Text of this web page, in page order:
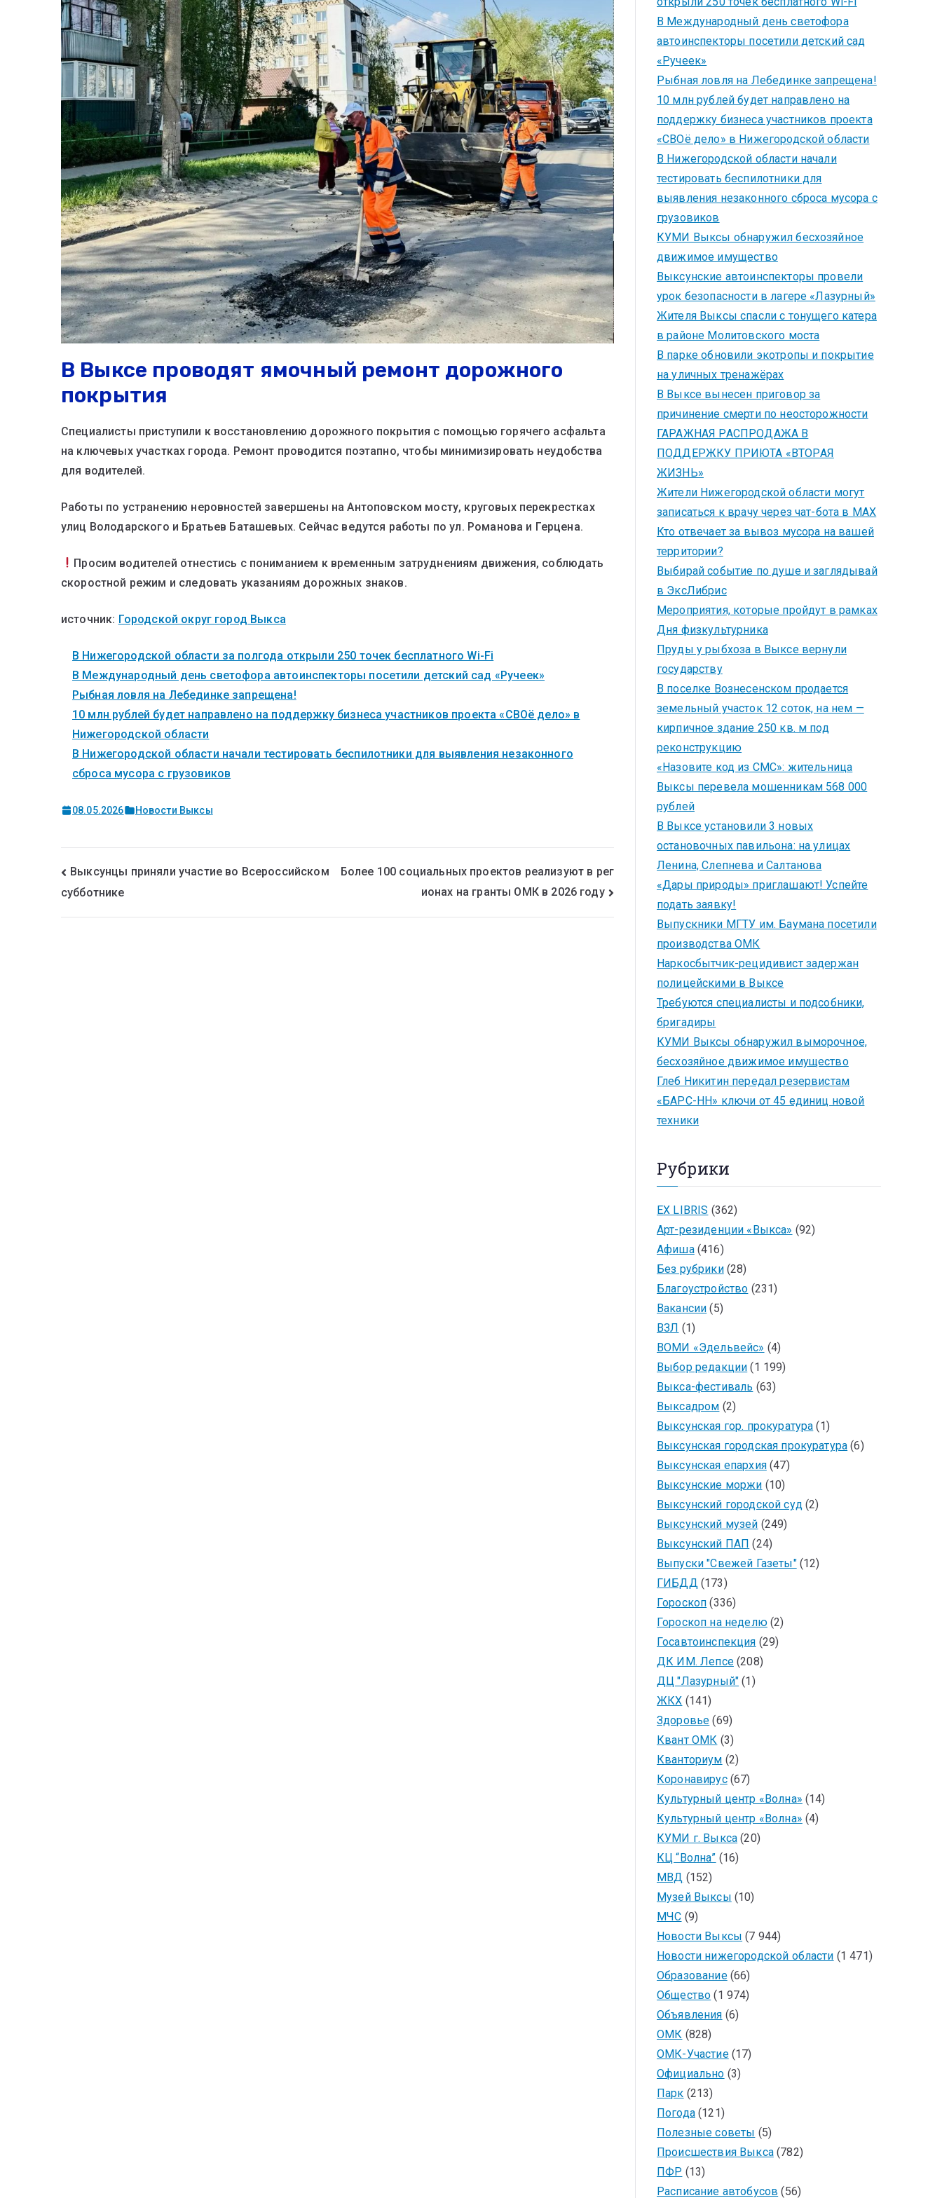
В Выксе проводят ямочный ремонт дорожного
покрытия
Специалисты приступили к восстановлению дорожного покрытия с помощью горячего асфальта
на ключевых участках города. Ремонт проводится поэтапно, чтобы минимизировать неудобства
для водителей.
Работы по устранению неровностей завершены на Антоповском мосту, круговых перекрестках
улиц Володарского и Братьев Баташевых. Сейчас ведутся работы по ул. Романова и Герцена.
Просим водителей отнестись с пониманием к временным затруднениям движения, соблюдать
скоростной режим и следовать указаниям дорожных знаков.
источник: Городской округ город Выкса
В Нижегородской области за полгода открыли 250 точек бесплатного Wi-Fi
В Международный день светофора автоинспекторы посетили детский сад «Ручеек»
Рыбная ловля на Лебединке запрещена!
10 млн рублей будет направлено на поддержку бизнеса участников проекта «СВОё дело» в
Нижегородской области
В Нижегородской области начали тестировать беспилотники для выявления незаконного
сброса мусора с грузовиков
08.05.2026 Новости Выксы
Выксунцы приняли участие во Всероссийском
субботнике
Более 100 социальных проектов реализуют в рег
ионах на гранты ОМК в 2026 году
В Международный день светофора
автоинспекторы посетили детский сад
«Ручеек»
Рыбная ловля на Лебединке запрещена!
10 млн рублей будет направлено на
поддержку бизнеса участников проекта
«СВОё дело» в Нижегородской области
В Нижегородской области начали
тестировать беспилотники для
выявления незаконного сброса мусора с
грузовиков
КУМИ Выксы обнаружил бесхозяйное
движимое имущество
Выксунские автоинспекторы провели
урок безопасности в лагере «Лазурный»
Жителя Выксы спасли с тонущего катера
в районе Молитовского моста
В парке обновили экотропы и покрытие
на уличных тренажёрах
В Выксе вынесен приговор за
причинение смерти по неосторожности
ГАРАЖНАЯ РАСПРОДАЖА В
ПОДДЕРЖКУ ПРИЮТА «ВТОРАЯ
ЖИЗНЬ»
Жители Нижегородской области могут
записаться к врачу через чат-бота в MAX
Кто отвечает за вывоз мусора на вашей
территории?
Выбирай событие по душе и заглядывай
в ЭксЛибрис
Мероприятия, которые пройдут в рамках
Дня физкультурника
Пруды у рыбхоза в Выксе вернули
государству
В поселке Вознесенском продается
земельный участок 12 соток, на нем —
кирпичное здание 250 кв. м под
реконструкцию
«Назовите код из СМС»: жительница
Выксы перевела мошенникам 568 000
рублей
В Выксе установили 3 новых
остановочных павильона: на улицах
Ленина, Слепнева и Салтанова
«Дары природы» приглашают! Успейте
подать заявку!
Выпускники МГТУ им. Баумана посетили
производства ОМК
Наркосбытчик-рецидивист задержан
полицейскими в Выксе
Требуются специалисты и подсобники,
бригадиры
КУМИ Выксы обнаружил выморочное,
бесхозяйное движимое имущество
Глеб Никитин передал резервистам
«БАРС-НН» ключи от 45 единиц новой
техники
Рубрики
EX LIBRIS (362)
Арт-резиденции «Выкса» (92)
Афиша(416)
Без рубрики(28)
Благоустройство (231)
Вакансии (5)
ВЗЛ (1)
ВОМИ «Эдельвейс» (4)
Выбор редакции (1 199)
Выкса-фестиваль (63)
Выксадром (2)
Выксунская гор. прокуратура (1)
Выксунская городская прокуратура (6)
Выксунская епархия(47)
Выксунские моржи (10)
Выксунский городской суд(2)
Выксунский музей (249)
Выксунский ПАП (24)
Выпуски "Свежей Газеты"(12)
ГИБДД(173)
Гороскоп (336)
Гороскоп на неделю(2)
Госавтоинспекция (29)
ДК ИМ. Лепсе(208)
ДЦ "Лазурный" (1)
ЖКХ (141)
Здоровье (69)
Квант ОМК (3)
Кванториум (2)
Коронавирус(67)
Культурный центр «Волна» (14)
Культурный центр «Волна» (4)
КУМИ г. Выкса (20)
КЦ “Волна” (16)
МВД (152)
Музей Выксы (10)
МЧС (9)
Новости Выксы (7 944)
Новости нижегородской области (1 471)
Образование(66)
Общество (1 974)
Объявления (6)
ОМК (828)
ОМК-Участие(17)
Официально (3)
Парк (213)
Погода(121)
Полезные советы (5)
Происшествия Выкса(782)
ПФР (13)
Расписание автобусов (56)